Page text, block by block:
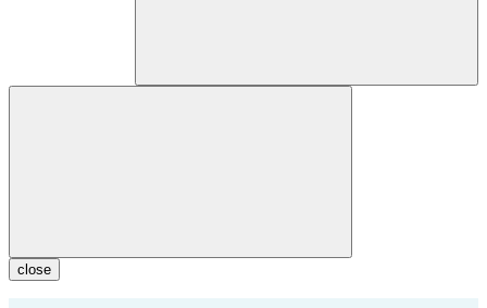
close